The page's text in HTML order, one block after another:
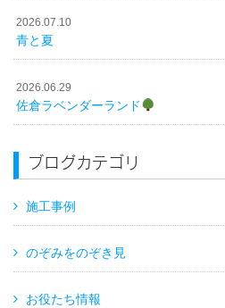
2026.07.10
青と夏
2026.06.29
佐倉ラベンダーランド
ブログカテゴリ
施工事例
のぞみをのぞき見
お役たち情報